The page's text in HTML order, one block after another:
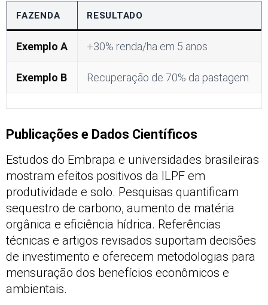
FAZENDA RESULTADO
Exemplo A +30% renda/ha em 5 anos
Exemplo B Recuperação de 70% da pastagem
Publicações e Dados Científicos
Estudos do Embrapa e universidades brasileiras
mostram efeitos positivos da ILPF em
produtividade e solo. Pesquisas quantificam
sequestro de carbono, aumento de matéria
orgânica e eficiência hídrica. Referências
técnicas e artigos revisados suportam decisões
de investimento e oferecem metodologias para
mensuração dos benefícios econômicos e
ambientais.